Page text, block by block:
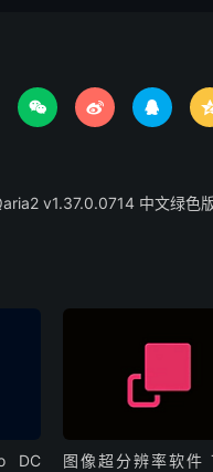
  
v1.37.0.0714 中文绿色
DC
图像超分辨率软件